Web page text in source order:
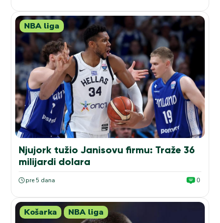
NBA liga
Njujork tužio Janisovu firmu: Traže 36
milijardi dolara
pre 5 dana 0
Košarka NBA liga